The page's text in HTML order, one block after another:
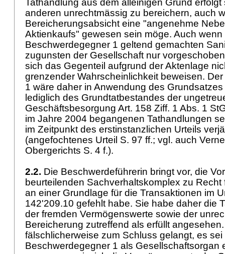
Tathandlung aus dem alleinigen Grund
anderen unrechtmässig zu bereichern, auch
Bereicherungsabsicht eine "angenehme
Aktienkaufs" gewesen sein möge. Auch wenn
Beschwerdegegner 1 geltend gemachten
zugunsten der Gesellschaft nur
sich das Gegenteil aufgrund der Aktenlage
grenzender Wahrscheinlichkeit beweisen.
1 wäre daher in Anwendung des
lediglich des Grundtatbestandes der
Geschäftsbesorgung Art. 158 Ziff. 1 Abs. 1
im Jahre 2004 begangenen Tathandlungen
im Zeitpunkt des erstinstanzlichen Urteils
(angefochtenes Urteil S. 97 ff.; vgl. auch
Obergerichts S. 4 f.).
2.2. Die Beschwerdeführerin bringt vor, die
beurteilenden Sachverhaltskomplex zu
an einer Grundlage für die Transaktionen im
142'209.10 gefehlt habe. Sie habe daher die
der fremden Vermögenswerte sowie der
Bereicherung zutreffend als erfüllt
fälschlicherweise zum Schluss gelangt, es
Beschwerdegegner 1 als Gesellschaftsorgan